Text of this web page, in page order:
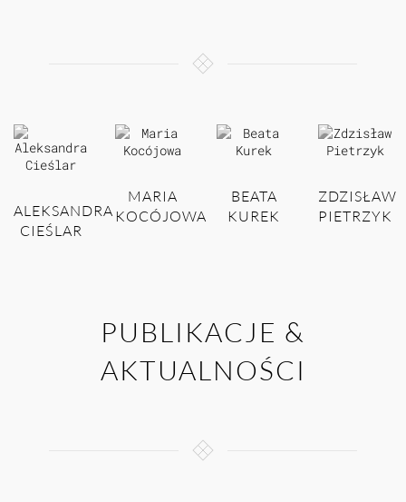
ALEKSANDRA
CIEŚLAR
MARIA
KOCÓJOWA
BEATA
KUREK
ZDZISŁAW
PIETRZYK
PUBLIKACJE &
AKTUALNOŚCI